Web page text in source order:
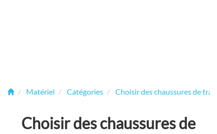
Matériel Catégories Choisir des chaussures de trail
Choisir des chaussures de